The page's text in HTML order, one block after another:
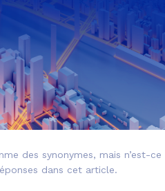
des synonymes, mais n’est-ce
dans cet article.